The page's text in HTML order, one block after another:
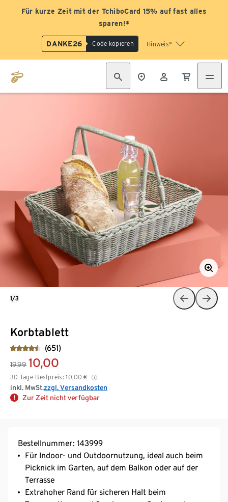
Für kurze Zeit mit der TchiboCard 15% auf fast alles
sparen!*
DANKE26 Code kopieren Hinweis*
Korbtablett
(651)
19,99 10,00
30-Tage-Bestpreis: 10,00 €
inkl. MwSt.zzgl. Versandkosten
Zur Zeit nicht verfügbar
1/3
Bestellnummer: 143999
Für Indoor- und Outdoornutzung, ideal auch beim
Picknick im Garten, auf dem Balkon oder auf der
Terrasse
Extrahoher Rand für sicheren Halt beim